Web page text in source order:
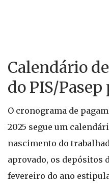
Calendário
do PIS/Pasep
O cronograma de
2025 segue um
nascimento do
aprovado, os depósitos
fevereiro do ano